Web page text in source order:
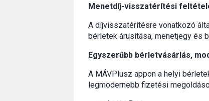
Menetdíj-visszatérítési
A díjvisszatérítésre vonatkozó
bérletek árusítása, menetjegy és
Egyszerűbb bérletvásárlás,
A MÁVPlusz appon a helyi
legmodernebb fizetési